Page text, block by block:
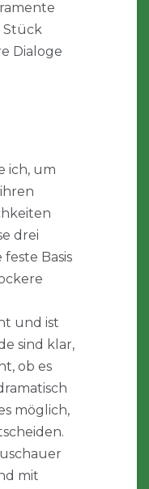
Stück
Dialoge
ich, um
drei
Basis
und ist
sind klar,
ob es
möglich,
mit